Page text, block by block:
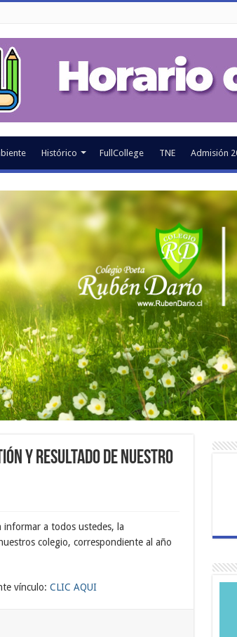
Histórico FullCollege TNE Admisión
y Resultado de nuestro
informar a todos ustedes, la
colegio, correspondiente al año
vínculo: CLIC AQUI